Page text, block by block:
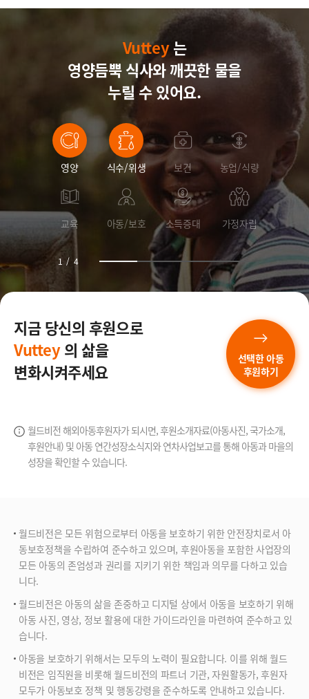
Vuttey는
영양듬뿍 식사와깨끗한 물을
누릴 수 있어요.
Vuttey
Vuttey
Vuttey
영양 식수/위생 보건 농업/식량
교육 아동/보호 소득증대 가정자립
1 / 4
지금 당신의 후원으로
Vuttey의 삶을
변화시켜주세요
월드비전 해외아동후원자가 되시면, 후원소개자료(아동사진, 국가소개,
후원안내) 및 아동 연간성장소식지와연차사업보고를 통해 아동과 마을의
성장을 확인할 수 있습니다.
선택한 아동
후원하기
월드비전은 모든 위험으로부터 아동을 보호하기 위한 안전장치로서 아
동보호정책을 수립하여 준수하고 있으며, 후원아동을 포함한 사업장의
모든 아동의 존엄성과 권리를 지키기 위한 책임과 의무를 다하고 있습
니다.
월드비전은 아동의 삶을 존중하고 디지털 상에서 아동을 보호하기 위해
아동 사진, 영상, 정보 활용에 대한 가이드라인을 마련하여 준수하고 있
습니다.
아동을 보호하기 위해서는 모두의 노력이 필요합니다. 이를 위해 월드
비전은 임직원을 비롯해 월드비전의 파트너 기관, 자원활동가, 후원자
모두가 아동보호 정책 및 행동강령을 준수하도록 안내하고 있습니다.